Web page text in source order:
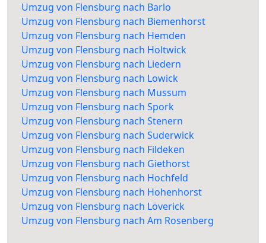
Umzug von Flensburg nach Barlo
Umzug von Flensburg nach Biemenhorst
Umzug von Flensburg nach Hemden
Umzug von Flensburg nach Holtwick
Umzug von Flensburg nach Liedern
Umzug von Flensburg nach Lowick
Umzug von Flensburg nach Mussum
Umzug von Flensburg nach Spork
Umzug von Flensburg nach Stenern
Umzug von Flensburg nach Suderwick
Umzug von Flensburg nach Fildeken
Umzug von Flensburg nach Giethorst
Umzug von Flensburg nach Hochfeld
Umzug von Flensburg nach Hohenhorst
Umzug von Flensburg nach Löverick
Umzug von Flensburg nach Am Rosenberg